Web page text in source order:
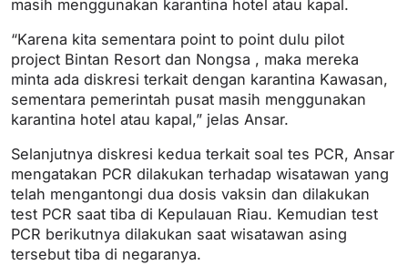
masih menggunakan karantina hotel atau kapal.
“Karena kita sementara point to point dulu pilot
project Bintan Resort dan Nongsa , maka mereka
minta ada diskresi terkait dengan karantina Kawasan,
sementara pemerintah pusat masih menggunakan
karantina hotel atau kapal,” jelas Ansar.
Selanjutnya diskresi kedua terkait soal tes PCR, Ansar
mengatakan PCR dilakukan terhadap wisatawan yang
telah mengantongi dua dosis vaksin dan dilakukan
test PCR saat tiba di Kepulauan Riau. Kemudian test
PCR berikutnya dilakukan saat wisatawan asing
tersebut tiba di negaranya.